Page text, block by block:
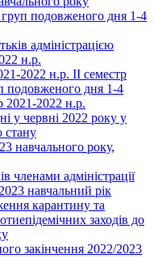
подовженого дня 1-4
адміністрацією
н.р.
2022 н.р. ІІ семестр
подовженого дня 1-4
2021-2022 н.р.
у червні 2022 року у
стану
навчального року,
членами адміністрації
навчальний рік
карантину та
заходів до
закінчення 2022/2023